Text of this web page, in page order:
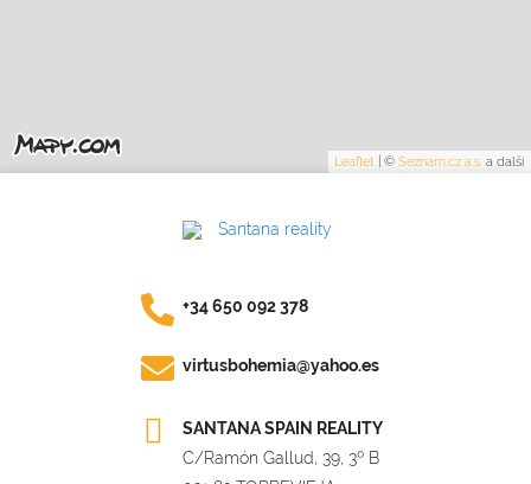
Leaflet ©Seznam.cz a.s. a další
+34 650 092 378
virtusbohemia@yahoo.es
SANTANA SPAIN REALITY
C/Ramón Gallud, 39, 3º B